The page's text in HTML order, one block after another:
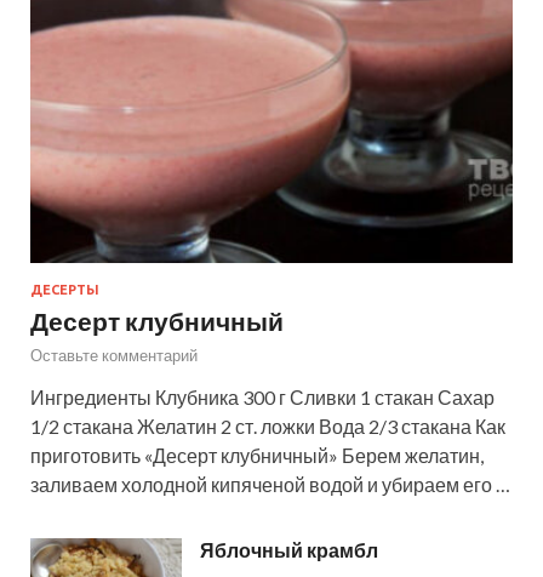
ДЕСЕРТЫ
Десерт клубничный
Оставьте комментарий
Ингредиенты Клубника 300 г Сливки 1 стакан Сахар
1/2 стакана Желатин 2 ст. ложки Вода 2/3 стакана Как
приготовить «Десерт клубничный» Берем желатин,
заливаем холодной кипяченой водой и убираем его …
Яблочный крамбл